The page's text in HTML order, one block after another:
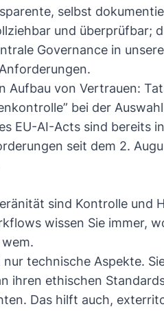
selbst
und überprüfbar;
Governance in
Aufbau von Vertrauen:
bei der
EU-AI-Acts sind bereits
seit dem 2.
sind Kontrolle und
wissen Sie immer,
technische Aspekte.
ihren ethischen
Das hilft auch,